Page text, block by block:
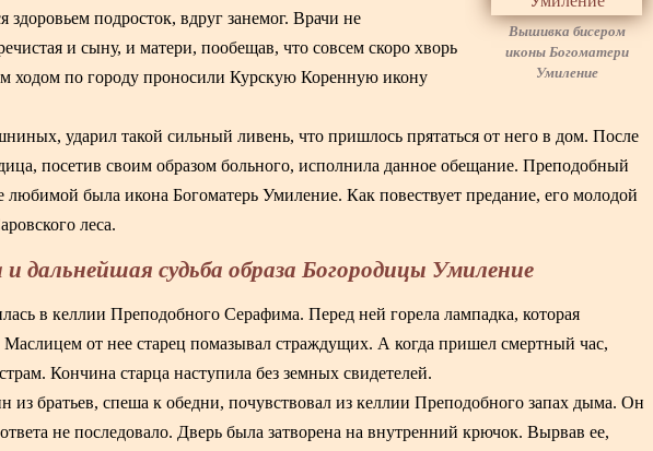
Вышивка бисером
иконы Богоматери
Умиление
подросток, вдруг занемог. Врачи не
и сыну, и матери, пообещав, что совсем скоро хворь
ходом по городу проносили Курскую Коренную икону
ударил такой сильный ливень, что пришлось прятаться от него в дом. После
посетив своим образом больного, исполнила данное обещание. Преподобный
была икона Богоматерь Умиление. Как повествует предание, его молодой
леса.
дальнейшая судьба образа Богородицы Умиление
в келлии Преподобного Серафима. Перед ней горела лампадка, которая
от нее старец помазывал страждущих. А когда пришел смертный час,
Кончина старца наступила без земных свидетелей.
из братьев, спеша к обедни, почувствовал из келлии Преподобного запах дыма. Он
не последовало. Дверь была затворена на внутренний крючок. Вырвав ее,